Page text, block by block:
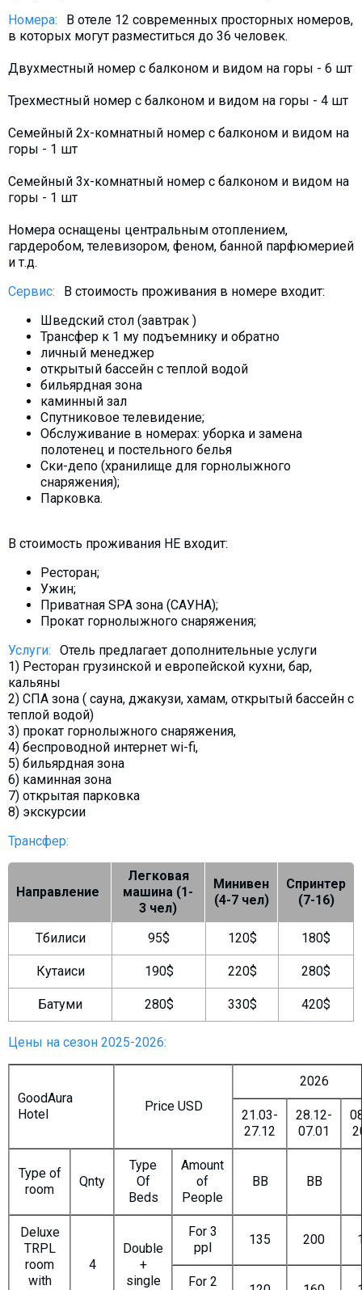
Номера:
В отеле 12 современных просторных номеров,
в которых могут разместиться до 36 человек.
Двухместный номер с балконом и видом на горы - 6 шт
Трехместный номер с балконом и видом на горы - 4 шт
Семейный 2х-комнатный номер с балконом и видом на
горы - 1 шт
Семейный 3х-комнатный номер с балконом и видом на
горы - 1 шт
Номера оснащены центральным отоплением,
гардеробом, телевизором, феном, банной парфюмерией
и т.д.
Сервис:
В стоимость проживания в номере входит:
Шведский стол (завтрак )
Трансфер к 1 му подъемнику и обратно
личный менеджер
открытый бассейн с теплой водой
бильярдная зона
каминный зал
Спутниковое телевидение;
Обслуживание в номерах: уборка и замена
полотенец и постельного белья
Ски-депо (хранилище для горнолыжного
снаряжения);
Парковка.
В стоимость проживания НЕ входит:
Ресторан;
Ужин;
Приватная SPA зона (САУНА);
Прокат горнолыжного снаряжения;
Услуги:
Отель предлагает дополнительные услуги
1) Ресторан грузинской и европейской кухни, бар,
кальяны
2) СПА зона ( сауна, джакузи, хамам, открытый бассейн с
теплой водой)
3) прокат горнолыжного снаряжения,
4) беспроводной интернет wi-fi,
5) бильярдная зона
6) каминная зона
7) открытая парковка
8) экскурсии
Трансфер:
Направление
Легковая
машина (1-
3 чел)
Минивен
(4-7 чел)
Спринтер
(7-16)
Тбилиси 95$ 120$ 180$
Кутаиси 190$ 220$ 280$
Батуми 280$ 330$ 420$
Цены на сезон 2025-2026:
GoodAura
Hotel
Price USD
2026
21.03-
27.12
28.12-
07.01
Type of
room
Qnty
Type
Of
Beds
Amount
of
People
BB BB
Deluxe
TRPL
room
with
4
Double
+
single
For 3
ppl
135 200
For 2